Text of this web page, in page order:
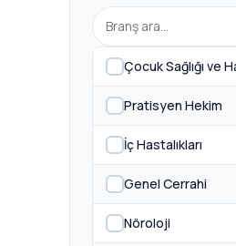
Pratisyen Hekim
İç Hastalıkları
Genel Cerrahi
Nöroloji